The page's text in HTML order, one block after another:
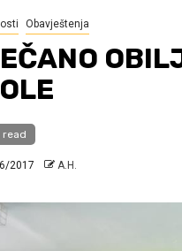
Obavještenja
read
2017 A.H.